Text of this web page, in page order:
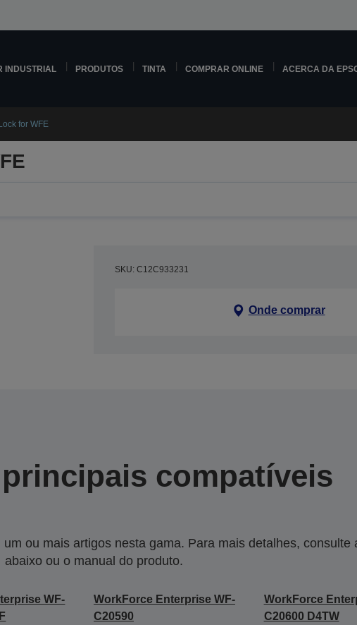
INDUSTRIAL PRODUTOS TINTA COMPRAR ONLINE ACERCA DA
for WFE
SKU: C12C933231
Onde comprar
compatíveis
ou mais artigos nesta gama. Para mais detalhes, consulte
abaixo ou o manual do produto.
WF-
WorkForce Enterprise WF-
C20590
WorkForce
C20600 D4TW